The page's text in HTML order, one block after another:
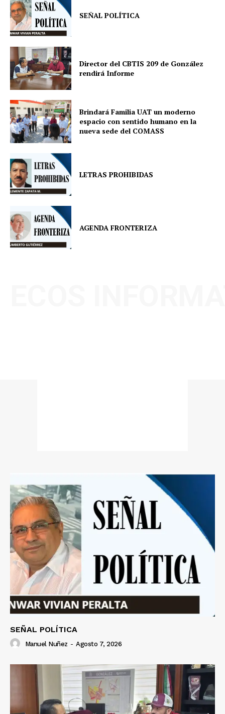
SEÑAL POLÍTICA
Director del CBTIS 209 de González
rendirá Informe
Brindará Familia UAT un moderno
espacio con sentido humano en la
nueva sede del COMASS
LETRAS PROHIBIDAS
AGENDA FRONTERIZA
SEÑAL POLÍTICA
Manuel Nuñez - Agosto 7, 2026